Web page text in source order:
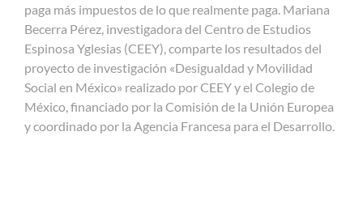
paga más impuestos de lo que realmente paga. Mariana
Becerra Pérez, investigadora del Centro de Estudios
Espinosa Yglesias (CEEY), comparte los resultados del
proyecto de investigación «Desigualdad y Movilidad
Social en México» realizado por CEEY y el Colegio de
México, financiado por la Comisión de la Unión Europea
y coordinado por la Agencia Francesa para el Desarrollo.